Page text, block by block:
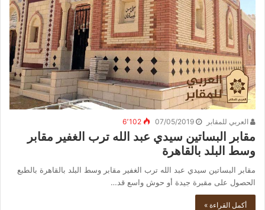
العربي للمقابر 07/05/2019 6٬102
مقابر البساتين سيدي عبد الله ترب الغفير مقابر
وسط البلد بالقاهرة
مقابر البساتين سيدي عبد الله ترب الغفير مقابر وسط البلد بالقاهرة بالطبع
الحصول على مقبرة جيدة أو حوش واسع قد…
أكمل القراءة »